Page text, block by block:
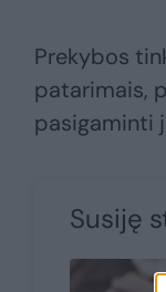
Prekybos
patarimais,
pasigaminti
Susiję